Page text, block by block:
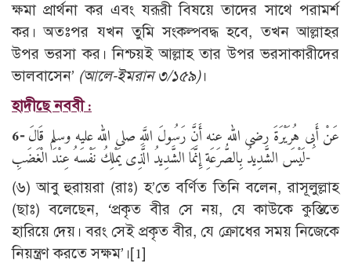
ক্ষমা প্রার্থনা কর এবং যরূরী বিষয়ে তাদের সাথে পরামর্শ
কর। অতঃপর যখন তুমি সংকল্পবদ্ধ হবে, তখন আল্লাহর
উপর ভরসা কর। নিশ্চয়ই আল্লাহ তার উপর ভরসাকারীদের
ভালবাসেন’ (আলে-ইমরান ৩/১৫৯)।
হাদীছে নববী :
6-عَنْ أَبِى هُرَيْرَةَ رضى الله عنه أَنَّ رَسُولَ اللَّهِ صلى الله عليه وسلم قَالَ
لَيْسَ الشَّدِيدُ بِالصُّرَعَةِ إِنَّمَا الشَّدِيدُ الَّذِى يَمْلِكُ نَفْسَهُ عِنْدَ الْغَضَبِ-
(৬) আবু হুরায়রা (রাঃ) হ’তে বর্ণিত তিনি বলেন, রাসূলুল্লাহ
(ছাঃ) বলেছেন, ‘প্রকৃত বীর সে নয়, যে কাউকে কুস্তিতে
হারিয়ে দেয়। বরং সেই প্রকৃত বীর, যে ক্রোধের সময় নিজেকে
নিয়ন্ত্রণ করতে সক্ষম’।[1]